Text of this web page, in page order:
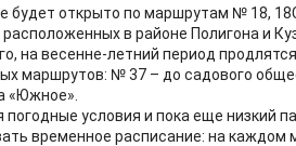
будет открыто по маршрутам № 18,
в районе Полигона и
на весенне-летний период
маршрутов: № 37 – до садового
«Южное».
погодные условия и пока еще низкий
временное расписание: на каждом